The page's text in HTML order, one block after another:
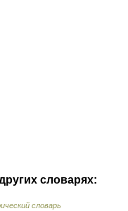
словарях:
словарь